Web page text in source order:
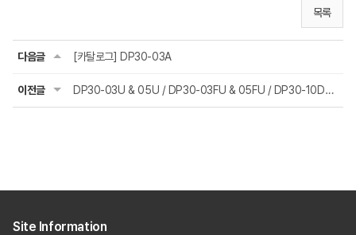
목록
다음글 [카탈로그] DP30-03A
이전글 DP30-03U & 05U / DP30-03FU & 05FU / DP30-10DU 카달로그
Site Information